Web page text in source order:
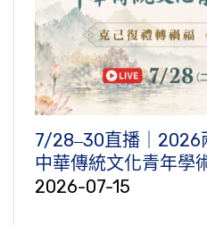
7/28‒30直播｜2026
中華傳統文化青年學
2026-07-15